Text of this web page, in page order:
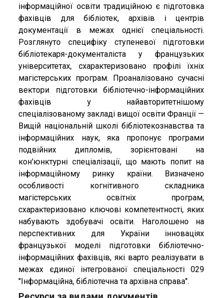
інформаційної освіти традиційною є підготовка
фахівців для бібліотек, архівів і центрів
документації в межах однієї спеціальності.
Розглянуто специфіку ступеневої підготовки
бібліотекаря-документаліста у французьких
університетах, схарактеризовано профілі їхніх
магістерських програм. Проаналізовано сучасні
вектори підготовки бібліотечно-інформаційних
фахівців у найавторитетнішому
спеціалізованому закладі вищої освіти Франції —
Вищій національній школі бібліотекознавства та
інформаційних наук, яка пропонує програми
подвійних дипломів, зорієнтовані на
кон'юнктурні спеціалізації, що мають попит на
інформаційному ринку країни. Визначено
особливості когнітивного складника
магістерських освітніх програм,
схарактеризовано ключові компетентності, яких
набувають здобувачі освіти. Наголошено на
перспективних для України інноваціях
французької моделі підготовки бібліотечно-
інформаційних фахівців, які варто реалізувати в
межах єдиної інтегрованої спеціальності 029
"Інформаційна, бібліотечна та архівна справа".